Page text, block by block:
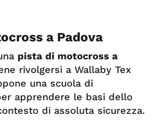
a Padova
pista di motocross a
rivolgersi a Wallaby Tex
una scuola di
apprendere le basi dello
di assoluta sicurezza.